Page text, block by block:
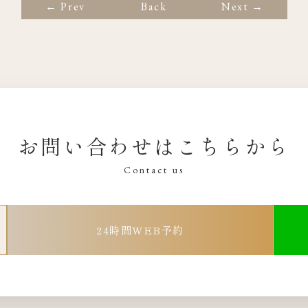
← Prev Back Next →
お問い合わせはこちらから
Contact us
24時間WEB予約